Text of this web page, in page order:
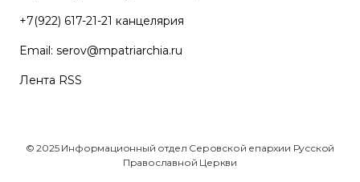
+7(922) 617-21-21 канцелярия
Email: serov@mpatriarchia.ru
Лента RSS
© 2025 Информационный отдел Серовской епархии Русской
Православной Церкви